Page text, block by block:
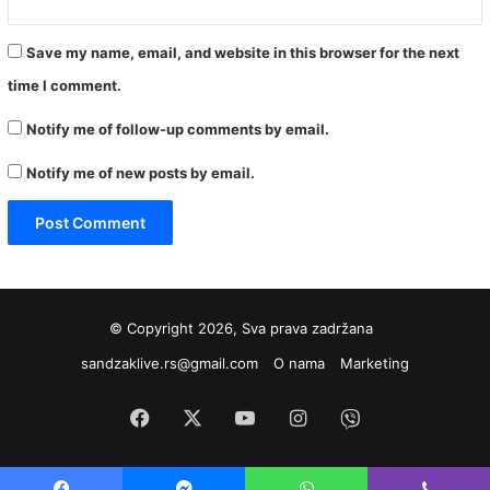
Save my name, email, and website in this browser for the next
time I comment.
Notify me of follow-up comments by email.
Notify me of new posts by email.
© Copyright 2026, Sva prava zadržana
sandzaklive.rs@gmail.com
O nama Marketing
Facebook YouTubeInstagram
Viber